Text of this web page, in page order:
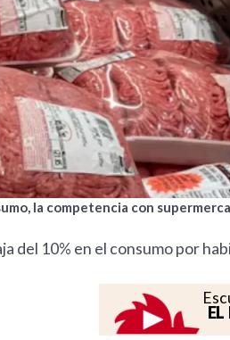
la competencia con
del 10% en el consumo por